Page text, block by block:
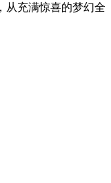
从充满惊喜的梦幻全